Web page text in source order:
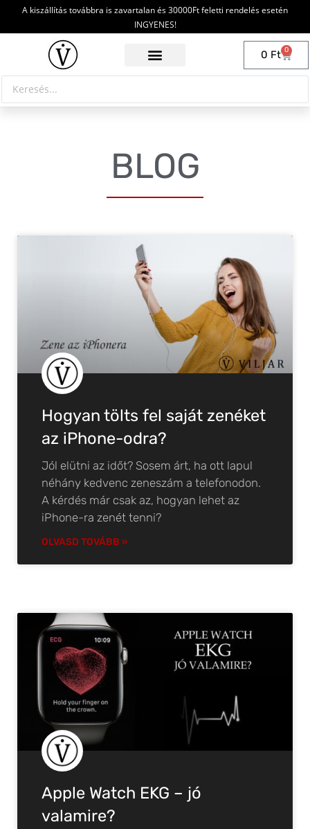
A kiszállítás továbbra is zavartalan és 30000Ft feletti rendelés esetén
INGYENES!
0 Ft 0
BLOG
Hogyan tölts fel saját zenéket
az iPhone-odra?
Jól elütni az időt? Sosem árt, ha ott lapul
néhány kedvenc zeneszám a telefonodon.
A kérdés már csak az, hogyan lehet az
iPhone-ra zenét tenni?
OLVASD TOVÁBB »
Apple Watch EKG – jó
valamire?